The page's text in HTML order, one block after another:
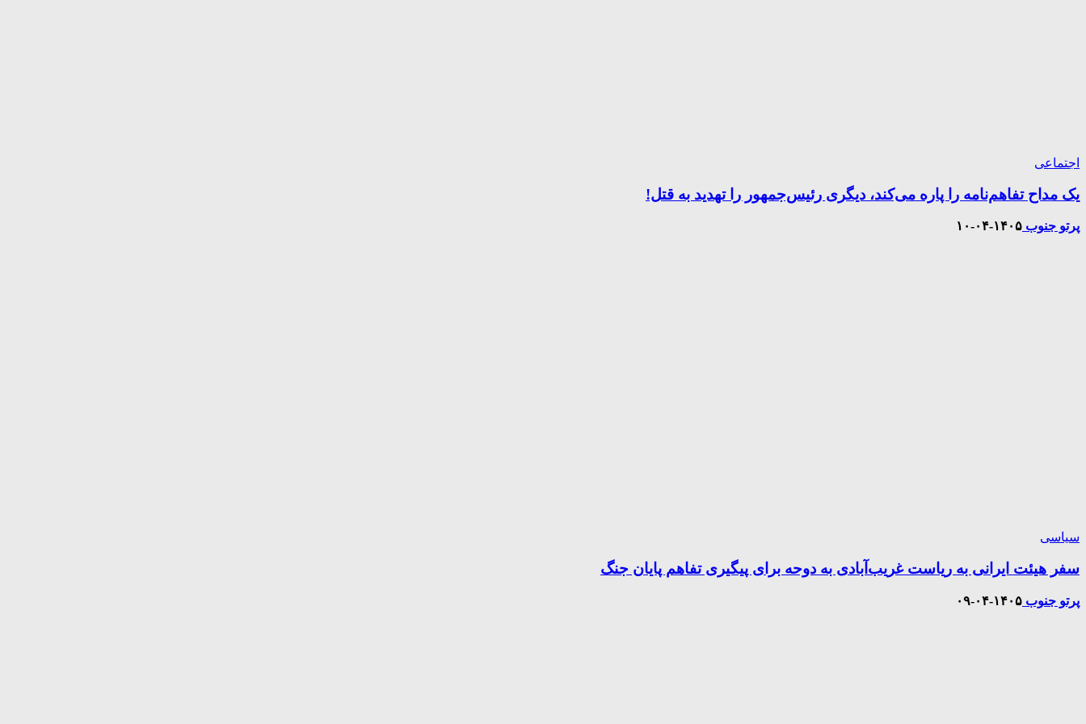
اجتماعی
یک مداح تفاهم‌نامه را پاره می‌کند، دیگری رئیس‌جمهور را تهدید به قتل!
پرتو جنوب ۱۴۰۵-۰۴-۱۰
سیاسی
سفر هیئت ایرانی به ریاست غریب‌آبادی به دوحه برای پیگیری تفاهم پایان جنگ
پرتو جنوب ۱۴۰۵-۰۴-۰۹